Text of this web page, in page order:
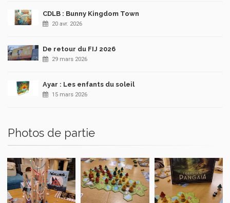
CDLB : Bunny Kingdom Town
20 avr. 2026
De retour du FIJ 2026
29 mars 2026
Ayar : Les enfants du soleil
15 mars 2026
Photos de partie